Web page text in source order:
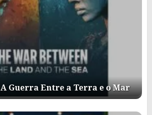
Guerra Entre a Terra e o Mar